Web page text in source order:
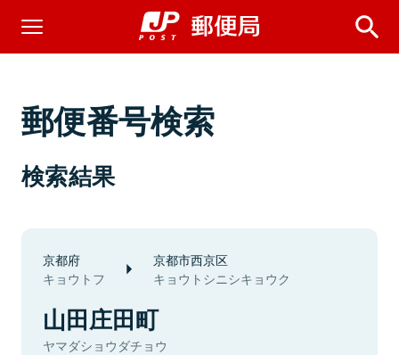
郵便番号検索
検索結果
京都府
キョウトフ
京都市西京区
キョウトシニシキョウク
山田庄田町
ヤマダショウダチョウ